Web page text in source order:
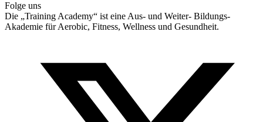
Folge uns
Die „Training Academy“ ist eine Aus- und Weiter- Bildungs-
Akademie für Aerobic, Fitness, Wellness und Gesundheit.